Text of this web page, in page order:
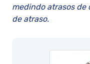
medindo atrasos de
de atraso.